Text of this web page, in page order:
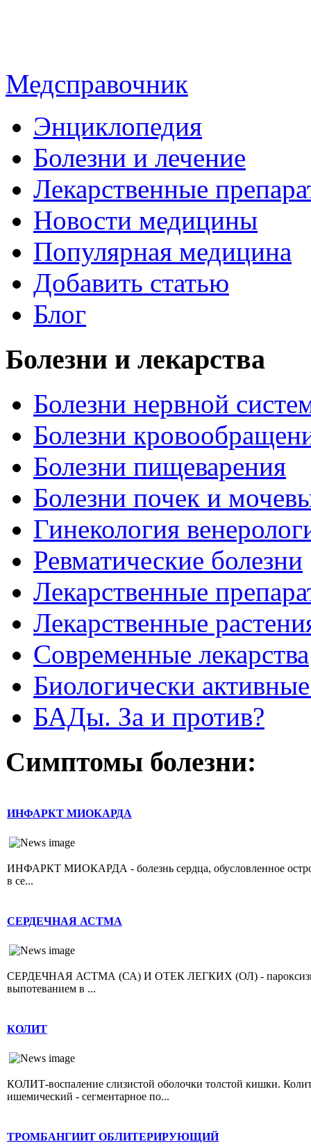
Медсправочник
Энциклопедия
Болезни и лечение
Лекарственные
Новости медицины
Популярная медицина
Добавить статью
Блог
Болезни и лекарства
Болезни нервной
Болезни
Болезни пищеварения
Болезни почек и
Гинекология
Ревматические болезни
Лекарственные
Лекарственные
Современные лекарства
Биологически
БАДы. За и против?
Симптомы болезни:
ИНФАРКТ МИОКАРДА
ИНФАРКТ МИОКАРДА - болезнь сердца, обусловленное острой
в се...
СЕРДЕЧНАЯ АСТМА
СЕРДЕЧНАЯ АСТМА (СА) И ОТЕК ЛЕГКИХ (ОЛ) -
выпотеванием в ...
КОЛИТ
КОЛИТ-воспаление слизистой оболочки толстой кишки.
ишемический - сегментарное по...
ТРОМБАНГИИТ ОБЛИТЕРИРУЮЩИЙ